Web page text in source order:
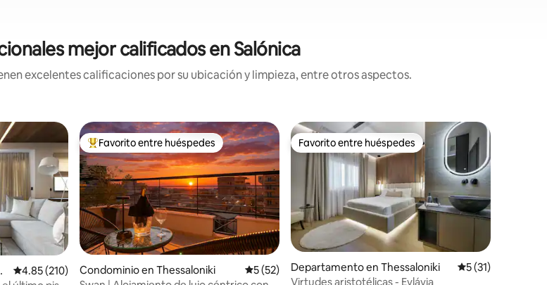
mejor calificados en Salónica
excelentes calificaciones por su ubicación y limpieza, entre otros aspectos.
Calificación promedio: 4.85 de 5; 210 evaluaciones
4.85 (210)
De los mejores en Favorito entre huéspedes
Favorito entre huéspedes
Condominio en Thessaloniki Calificación promedio: 5 de 5; 52 evaluaciones
5 (52)
Favorito entre huéspedes
Favorito entre huéspedes
Departamento en Thessaloniki Calificación
5 (31)
Virtudes aristotélicas - Evlávia